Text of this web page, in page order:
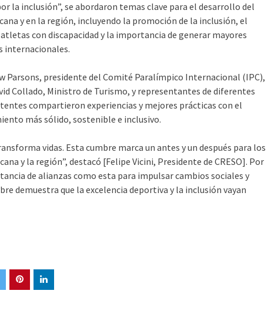
la inclusión”, se abordaron temas clave para el desarrollo del
y en la región, incluyendo la promoción de la inclusión, el
con discapacidad y la importancia de generar mayores
internacionales.
Parsons, presidente del Comité Paralímpico Internacional (IPC),
Collado, Ministro de Turismo, y representantes de diferentes
compartieron experiencias y mejores prácticas con el
más sólido, sostenible e inclusivo.
vidas. Esta cumbre marca un antes y un después para los
y la región”, destacó [Felipe Vicini, Presidente de CRESO]. Por
de alianzas como esta para impulsar cambios sociales y
demuestra que la excelencia deportiva y la inclusión vayan